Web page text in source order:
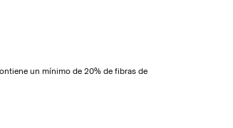
un mínimo de 20% de fibras de